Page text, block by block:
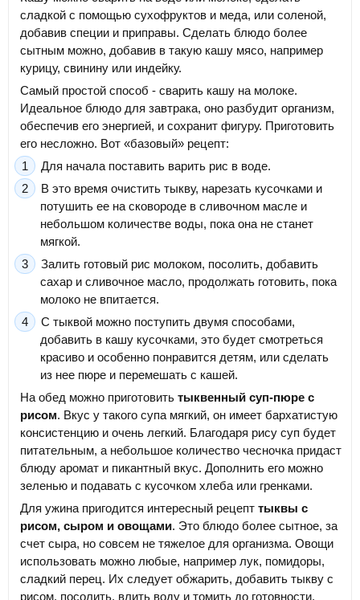
сладкой с помощью сухофруктов и меда, или соленой,
добавив специи и приправы. Сделать блюдо более
сытным можно, добавив в такую кашу мясо, например
курицу, свинину или индейку.
Самый простой способ - сварить кашу на молоке.
Идеальное блюдо для завтрака, оно разбудит организм,
обеспечив его энергией, и сохранит фигуру. Приготовить
его несложно. Вот «базовый» рецепт:
Для начала поставить варить рис в воде.
В это время очистить тыкву, нарезать кусочками и
потушить ее на сковороде в сливочном масле и
небольшом количестве воды, пока она не станет
мягкой.
Залить готовый рис молоком, посолить, добавить
сахар и сливочное масло, продолжать готовить, пока
молоко не впитается.
С тыквой можно поступить двумя способами,
добавить в кашу кусочками, это будет смотреться
красиво и особенно понравится детям, или сделать
из нее пюре и перемешать с кашей.
На обед можно приготовить тыквенный суп-пюре с
рисом. Вкус у такого супа мягкий, он имеет бархатистую
консистенцию и очень легкий. Благодаря рису суп будет
питательным, а небольшое количество чесночка придаст
блюду аромат и пикантный вкус. Дополнить его можно
зеленью и подавать с кусочком хлеба или гренками.
Для ужина пригодится интересный рецепт тыквы с
рисом, сыром и овощами. Это блюдо более сытное, за
счет сыра, но совсем не тяжелое для организма. Овощи
использовать можно любые, например лук, помидоры,
сладкий перец. Их следует обжарить, добавить тыкву с
рисом, посолить, влить воду и томить до готовности,